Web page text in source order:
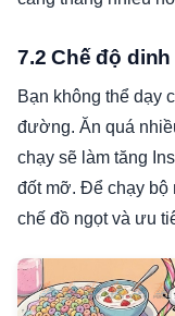
7.2 Chế độ
Bạn không thể dạy
đường. Ăn quá
chạy sẽ làm tăng
đốt mỡ. Để chạy bộ
chế đồ ngọt và ưu